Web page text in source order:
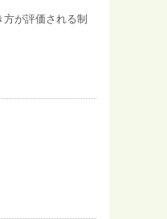
が評価される制